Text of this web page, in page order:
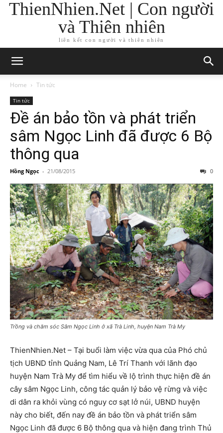
ThienNhien.Net | Con người
và Thiên nhiên
liên kết con người và thiên nhiên
Home Tin tức
Tin tức
Đề án bảo tồn và phát triển
sâm Ngọc Linh đã được 6 Bộ
thông qua
Hồng Ngọc - 21/08/2015 0
Trồng và chăm sóc Sâm Ngọc Linh ở xã Trà Linh, huyện Nam Trà My
ThienNhien.Net – Tại buổi làm việc vừa qua của Phó chủ
tịch UBND tỉnh Quảng Nam, Lê Trí Thanh với lãnh đạo
huyện Nam Trà My để tìm hiểu về lộ trình thực hiện đề án
cây sâm Ngọc Linh, công tác quản lý bảo vệ rừng và việc
di dân ra khỏi vùng có nguy cơ sạt lở núi, UBND huyện
này cho biết, đến nay đề án bảo tồn và phát triển sâm
Ngọc Linh đã được 6 Bộ thông qua và hiện đang trình Thủ